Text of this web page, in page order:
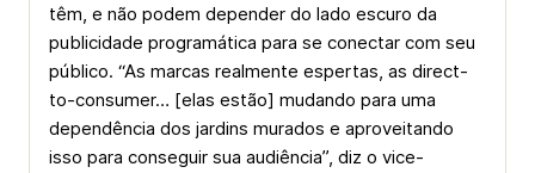
têm, e não podem depender do lado escuro da
publicidade programática para se conectar com seu
público. “As marcas realmente espertas, as direct-
to-consumer… [elas estão] mudando para uma
dependência dos jardins murados e aproveitando
isso para conseguir sua audiência”, diz o vice-